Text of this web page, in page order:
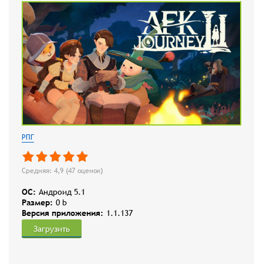
РПГ
Средняя: 4,9 (47 оценок)
OC: Андроид 5.1
Размер: 0 b
Версия приложения: 1.1.137
Загрузить